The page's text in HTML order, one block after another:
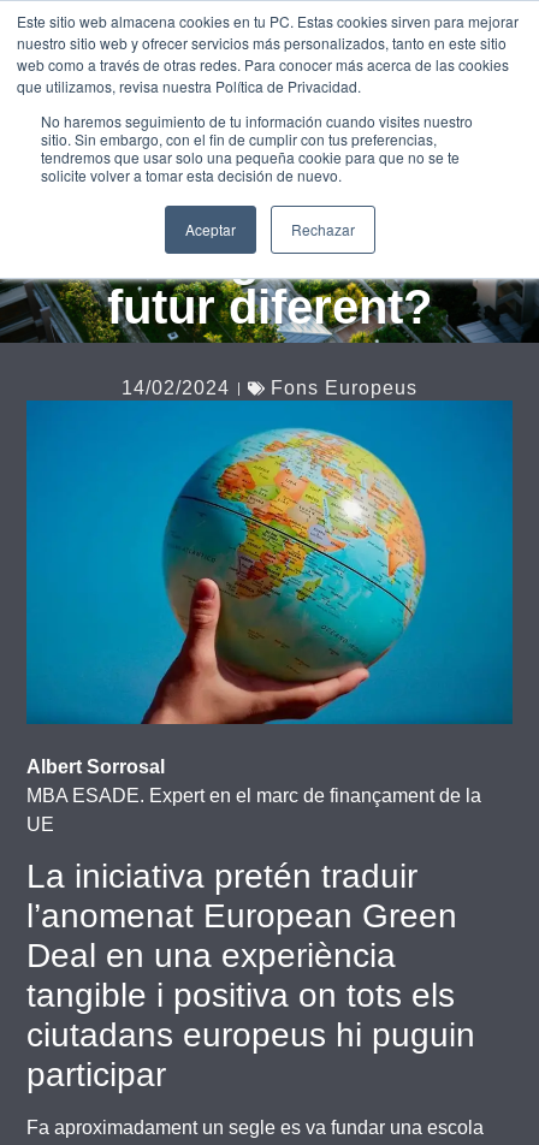
Este sitio web almacena cookies en tu PC. Estas cookies sirven para mejorar
nuestro sitio web y ofrecer servicios más personalizados, tanto en este sitio
web como a través de otras redes. Para conocer más acerca de las cookies
que utilizamos, revisa nuestra Política de Privacidad.
No haremos seguimiento de tu información cuando visites nuestro
sitio. Sin embargo, con el fin de cumplir con tus preferencias,
tendremos que usar solo una pequeña cookie para que no se te
solicite volver a tomar esta decisión de nuevo.
Aceptar Rechazar
UNEIX-
TE
New European
Bauhaus:
podem
configurar un
futur diferent?
14/02/2024 Fons Europeus
Albert Sorrosal
MBA ESADE. Expert en el marc de finançament de la
UE
La iniciativa pretén traduir
l’anomenat European Green
Deal en una experiència
tangible i positiva on tots els
ciutadans europeus hi puguin
participar
Fa aproximadament un segle es va fundar una escola